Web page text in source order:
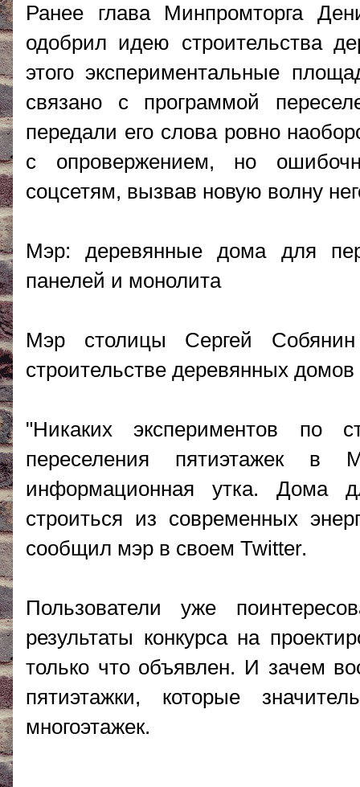
Ранее глава Минпромторга
одобрил идею строительства
этого экспериментальные
связано с программой
передали его слова ровно
с опровержением, но
соцсетям, вызвав новую волну
Мэр: деревянные дома для
панелей и монолита
Мэр столицы Сергей
строительстве деревянных
"Никаких экспериментов по
переселения пятиэтажек в
информационная утка. Дома
строиться из современных
сообщил мэр в своем Twitter.
Пользователи уже
результаты конкурса на
только что объявлен. И зачем
пятиэтажки, которые
многоэтажек.